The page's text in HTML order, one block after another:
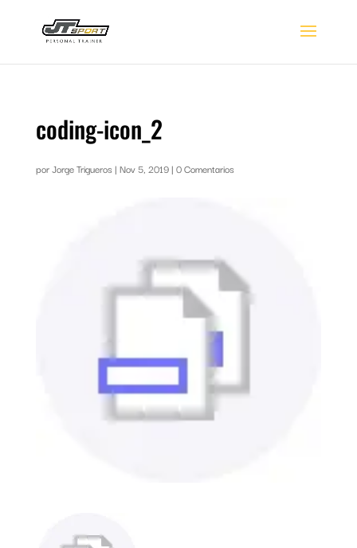
coding-icon_2
porJorge Trigueros | Nov 5, 2019| 0 Comentarios